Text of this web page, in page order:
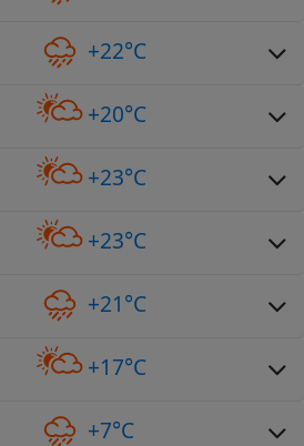
+22°C
+20°C
+23°C
+23°C
+21°C
+17°C
+7°C